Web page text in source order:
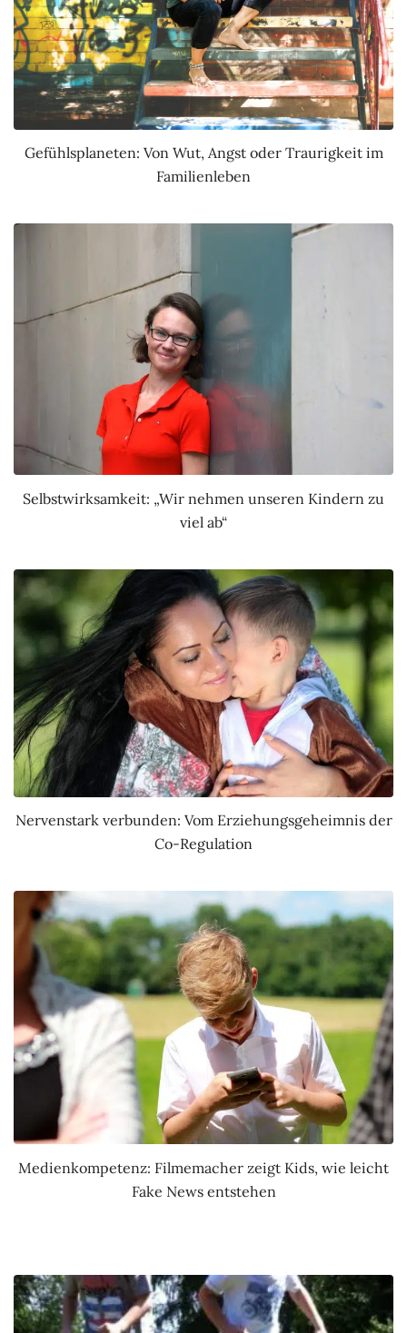
Gefühlsplaneten: Von Wut, Angst oder Traurigkeit im
Familienleben
Selbstwirksamkeit: „Wir nehmen unseren Kindern zu
viel ab“
Nervenstark verbunden: Vom Erziehungsgeheimnis der
Co-Regulation
Medienkompetenz: Filmemacher zeigt Kids, wie leicht
Fake News entstehen